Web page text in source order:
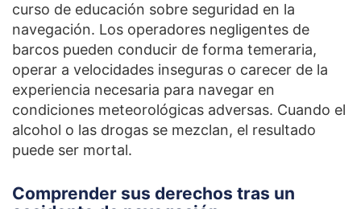
curso de educación sobre seguridad en la
navegación. Los operadores negligentes de
barcos pueden conducir de forma temeraria,
operar a velocidades inseguras o carecer de la
experiencia necesaria para navegar en
condiciones meteorológicas adversas. Cuando el
alcohol o las drogas se mezclan, el resultado
puede ser mortal.
Comprender sus derechos tras un